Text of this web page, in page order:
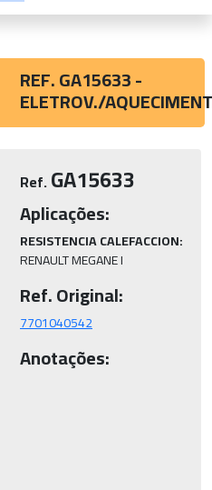
REF. GA15633 -
ELETROV./
Ref.GA15633
Aplicações:
RESISTENCIA CALEFACCION:
RENAULT MEGANE I
Ref. Original:
7701040542
Anotações: